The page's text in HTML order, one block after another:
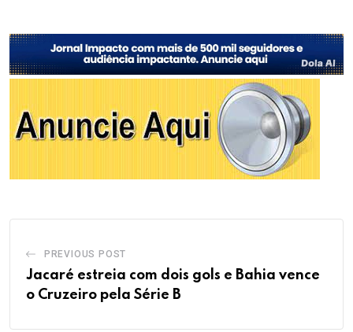
PREVIOUS POST
Jacaré estreia com dois gols e Bahia vence
o Cruzeiro pela Série B